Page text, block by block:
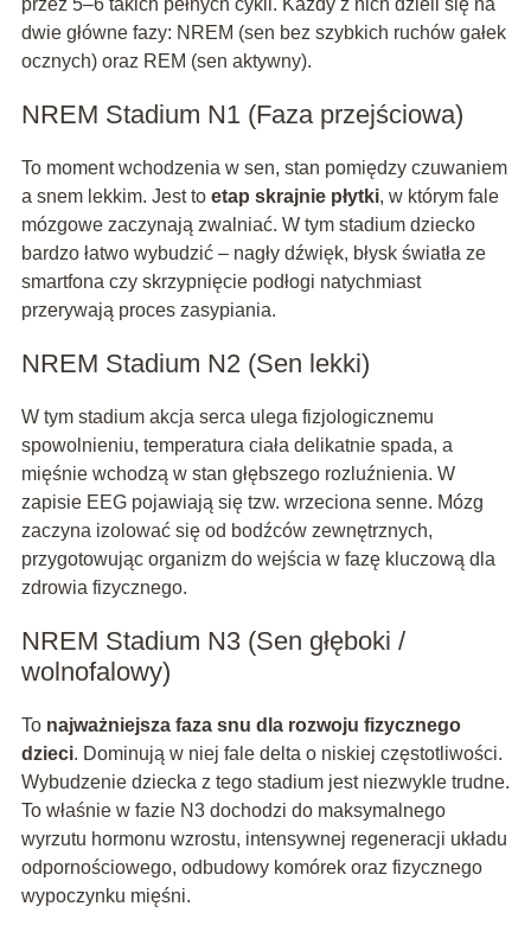
dwie główne fazy: NREM (sen bez szybkich ruchów gałek
ocznych) oraz REM (sen aktywny).
NREM Stadium N1 (Faza przejściowa)
To moment wchodzenia w sen, stan pomiędzy czuwaniem
a snem lekkim. Jest to etap skrajnie płytki, w którym fale
mózgowe zaczynają zwalniać. W tym stadium dziecko
bardzo łatwo wybudzić – nagły dźwięk, błysk światła ze
smartfona czy skrzypnięcie podłogi natychmiast
przerywają proces zasypiania.
NREM Stadium N2 (Sen lekki)
W tym stadium akcja serca ulega fizjologicznemu
spowolnieniu, temperatura ciała delikatnie spada, a
mięśnie wchodzą w stan głębszego rozluźnienia. W
zapisie EEG pojawiają się tzw. wrzeciona senne. Mózg
zaczyna izolować się od bodźców zewnętrznych,
przygotowując organizm do wejścia w fazę kluczową dla
zdrowia fizycznego.
NREM Stadium N3 (Sen głęboki /
wolnofalowy)
To najważniejsza faza snu dla rozwoju fizycznego
dzieci. Dominują w niej fale delta o niskiej częstotliwości.
Wybudzenie dziecka z tego stadium jest niezwykle trudne.
To właśnie w fazie N3 dochodzi do maksymalnego
wyrzutu hormonu wzrostu, intensywnej regeneracji układu
odpornościowego, odbudowy komórek oraz fizycznego
wypoczynku mięśni.